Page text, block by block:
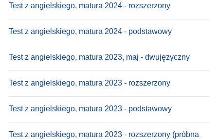
Test z angielskiego, matura 2024 - rozszerzony
Test z angielskiego, matura 2024 - podstawowy
Test z angielskiego, matura 2023, maj - dwujęzyczny
Test z angielskiego, matura 2023 - rozszerzony
Test z angielskiego, matura 2023 - podstawowy
Test z angielskiego, matura 2023 - rozszerzony (próbna